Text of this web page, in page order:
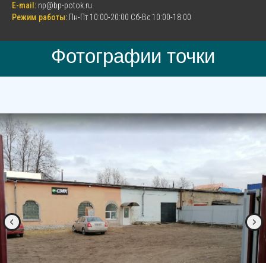
E-mail: np@bp-potok.ru
Режим работы: Пн-Пт 10:00-20:00 Сб-Вс 10:00-18:00
Фотографии точки